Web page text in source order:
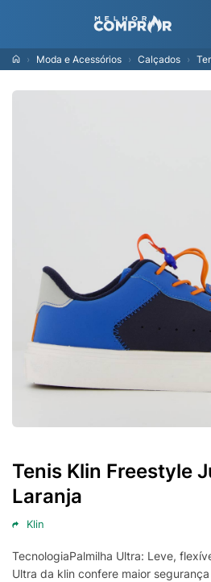
Moda e Acessórios Calçados
Tenis Klin Freestyle
Laranja
Klin
TecnologiaPalmilha Ultra: Leve,
Ultra da klin confere maior